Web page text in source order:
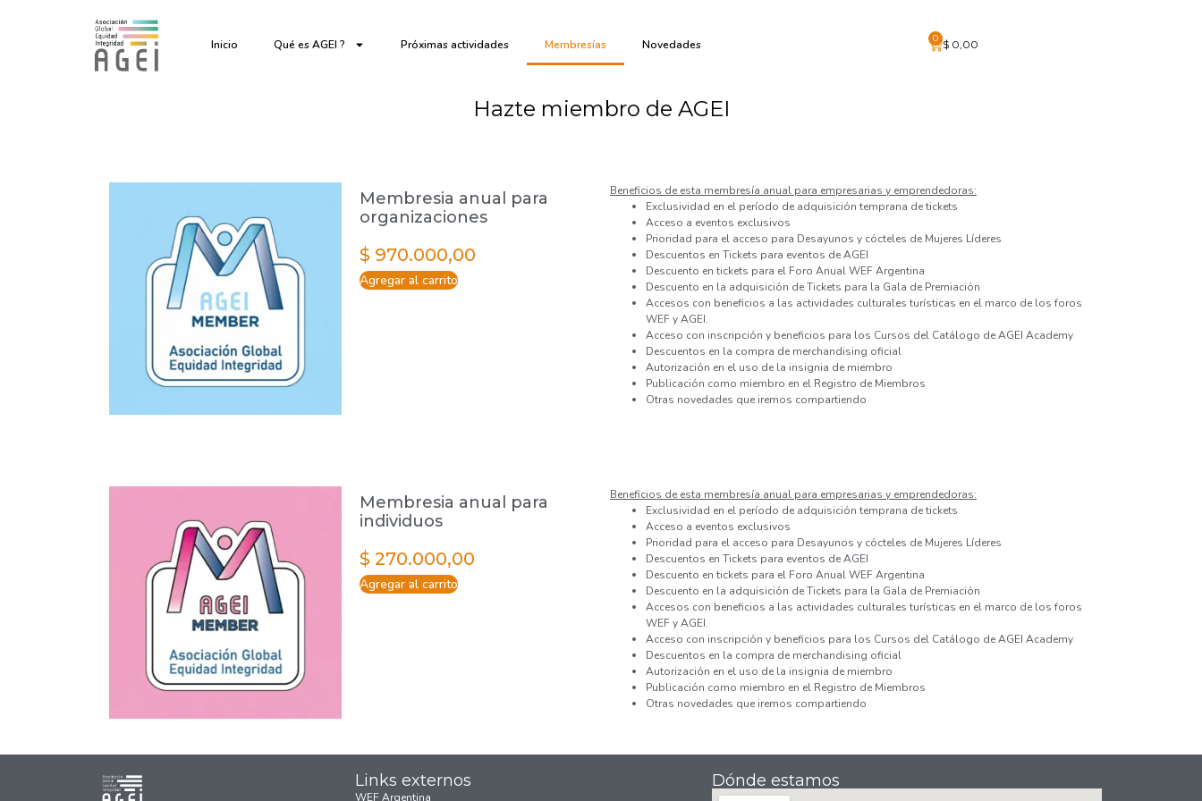
Inicio Qué es AGEI ? Próximas actividades Membresías Novedades $ 0,00
0
Hazte miembro de AGEI
Membresia anual para
organizaciones
$ 970.000,00
Agregar al carrito
Beneficios de esta membresía anual para empresarias y emprendedoras:
Exclusividad en el período de adquisición temprana de tickets
Acceso a eventos exclusivos
Prioridad para el acceso para Desayunos y cócteles de Mujeres Líderes
Descuentos en Tickets para eventos de AGEI
Descuento en tickets para el Foro Anual WEF Argentina
Descuento en la adquisición de Tickets para la Gala de Premiación
Accesos con beneficios a las actividades culturales turísticas en el marco de los foros
WEF y AGEI.
Acceso con inscripción y beneficios para los Cursos del Catálogo de AGEI Academy
Descuentos en la compra de merchandising oficial
Autorización en el uso de la insignia de miembro
Publicación como miembro en el Registro de Miembros
Otras novedades que iremos compartiendo
Membresia anual para
individuos
$ 270.000,00
Agregar al carrito
Beneficios de esta membresía anual para empresarias y emprendedoras:
Exclusividad en el período de adquisición temprana de tickets
Acceso a eventos exclusivos
Prioridad para el acceso para Desayunos y cócteles de Mujeres Líderes
Descuentos en Tickets para eventos de AGEI
Descuento en tickets para el Foro Anual WEF Argentina
Descuento en la adquisición de Tickets para la Gala de Premiación
Accesos con beneficios a las actividades culturales turísticas en el marco de los foros
WEF y AGEI.
Acceso con inscripción y beneficios para los Cursos del Catálogo de AGEI Academy
Descuentos en la compra de merchandising oficial
Autorización en el uso de la insignia de miembro
Publicación como miembro en el Registro de Miembros
Otras novedades que iremos compartiendo
Links externos
WEF Argentina
Dónde estamos